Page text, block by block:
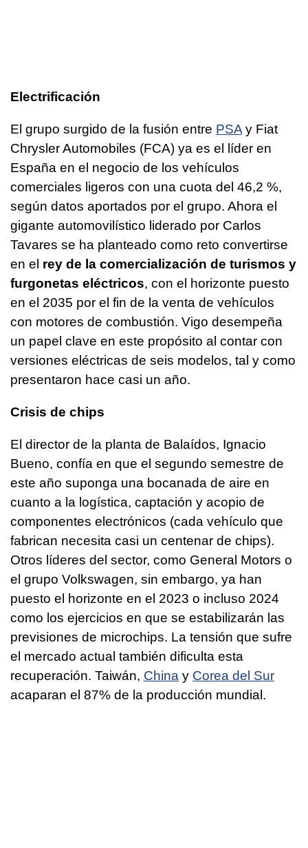
Electrificación
El grupo surgido de la fusión entre PSA y Fiat
Chrysler Automobiles (FCA) ya es el líder en
España en el negocio de los vehículos
comerciales ligeros con una cuota del 46,2 %,
según datos aportados por el grupo. Ahora el
gigante automovilístico liderado por Carlos
Tavares se ha planteado como reto convertirse
en el rey de la comercialización de turismos y
furgonetas eléctricos, con el horizonte puesto
en el 2035 por el fin de la venta de vehículos
con motores de combustión. Vigo desempeña
un papel clave en este propósito al contar con
versiones eléctricas de seis modelos, tal y como
presentaron hace casi un año.
Crisis de chips
El director de la planta de Balaídos, Ignacio
Bueno, confía en que el segundo semestre de
este año suponga una bocanada de aire en
cuanto a la logística, captación y acopio de
componentes electrónicos (cada vehículo que
fabrican necesita casi un centenar de chips).
Otros líderes del sector, como General Motors o
el grupo Volkswagen, sin embargo, ya han
puesto el horizonte en el 2023 o incluso 2024
como los ejercicios en que se estabilizarán las
previsiones de microchips. La tensión que sufre
el mercado actual también dificulta esta
recuperación. Taiwán, China y Corea del Sur
acaparan el 87% de la producción mundial.